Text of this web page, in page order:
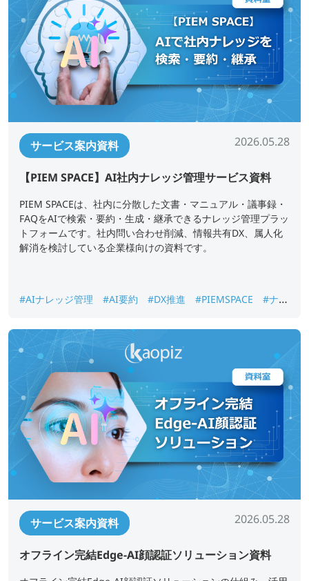
サービス案内資料 2026.05.28
【PIEM SPACE】AI社内ナレッジ管理サービス資料
PIEM SPACEは、社内に分散した文書・マニュアル・議事録・
FAQをAIで検索・要約・生成・継承できるナレッジ管理プラッ
トフォームです。社内問い合わせ削減、情報共有DX、属人化
解消を検討している企業様向けの資料です。
#AIナレッジ管理 #AI要約 #DX推進 #PIEMSPACE
#ナレ
サービス案内資料 2026.05.28
オフライン完結Edge-AI顔認証ソリューション資料